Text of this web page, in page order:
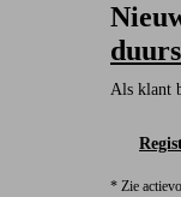
Als klant
* Zie